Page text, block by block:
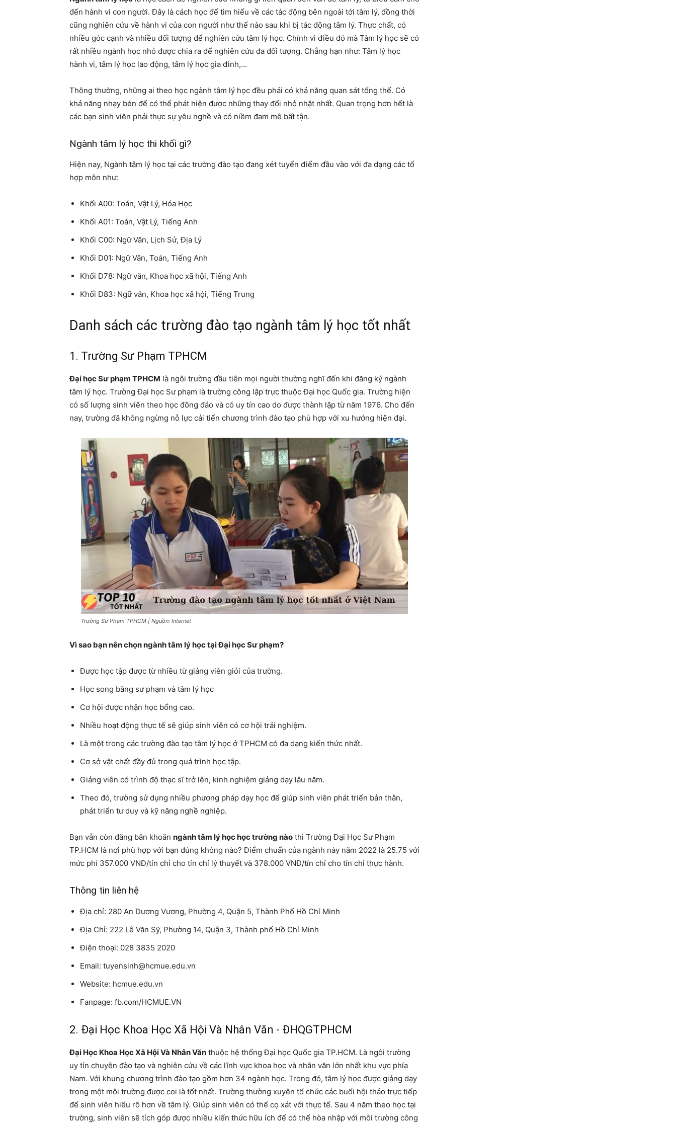
đến hành vi con người. Đây là cách học để tìm hiểu về các tác động bên ngoài tới tâm lý, đồng thời
cũng nghiên cứu về hành vi của con người như thế nào sau khi bị tác động tâm lý. Thực chất, có
nhiều góc cạnh và nhiều đối tượng để nghiên cứu tâm lý học. Chính vì điều đó mà Tâm lý học sẽ có
rất nhiều ngành học nhỏ được chia ra để nghiên cứu đa đối tượng. Chẳng hạn như: Tâm lý học
hành vi, tâm lý học lao động, tâm lý học gia đình,…
Thông thường, những ai theo học ngành tâm lý học đều phải có khả năng quan sát tổng thể. Có
khả năng nhạy bén để có thể phát hiện được những thay đổi nhỏ nhặt nhất. Quan trọng hơn hết là
các bạn sinh viên phải thực sự yêu nghề và có niềm đam mê bất tận.
Ngành tâm lý học thi khối gì?
Hiện nay, Ngành tâm lý học tại các trường đào tạo đang xét tuyển điểm đầu vào với đa dạng các tổ
hợp môn như:
Khối A00: Toán, Vật Lý, Hóa Học
Khối A01: Toán, Vật Lý, Tiếng Anh
Khối C00: Ngữ Văn, Lịch Sử, Địa Lý
Khối D01: Ngữ Văn, Toán, Tiếng Anh
Khối D78: Ngữ văn, Khoa học xã hội, Tiếng Anh
Khối D83: Ngữ văn, Khoa học xã hội, Tiếng Trung
Danh sách các trường đào tạo ngành tâm lý học tốt nhất
1. Trường Sư Phạm TPHCM
Đại học Sư phạm TPHCM là ngôi trường đầu tiên mọi người thường nghĩ đến khi đăng ký ngành
tâm lý học. Trường Đại học Sư phạm là trường công lập trực thuộc Đại học Quốc gia. Trường hiện
có số lượng sinh viên theo học đông đảo và có uy tín cao do được thành lập từ năm 1976. Cho đến
nay, trường đã không ngừng nỗ lực cải tiến chương trình đào tạo phù hợp với xu hướng hiện đại.
Trường Sư Phạm TPHCM | Nguồn: Internet
Vì sao bạn nên chọn ngành tâm lý học tại Đại học Sư phạm?
Được học tập được từ nhiều từ giảng viên giỏi của trường.
Học song bằng sư phạm và tâm lý học
Cơ hội được nhận học bổng cao.
Nhiều hoạt động thực tế sẽ giúp sinh viên có cơ hội trải nghiệm.
Là một trong các trường đào tạo tâm lý học ở TPHCM có đa dạng kiến thức nhất.
Cơ sở vật chất đầy đủ trong quá trình học tập.
Giảng viên có trình độ thạc sĩ trở lên, kinh nghiệm giảng dạy lâu năm.
Theo đó, trường sử dụng nhiều phương pháp dạy học để giúp sinh viên phát triển bản thân,
phát triển tư duy và kỹ năng nghề nghiệp.
Bạn vẫn còn đăng băn khoăn ngành tâm lý học học trường nào thì Trường Đại Học Sư Phạm
TP.HCM là nơi phù hợp với bạn đúng không nào? Điểm chuẩn của ngành này năm 2022 là 25.75 với
mức phí 357.000 VNĐ/tín chỉ cho tín chỉ lý thuyết và 378.000 VNĐ/tín chỉ cho tín chỉ thực hành.
Thông tin liên hệ
Địa chỉ: 280 An Dương Vương, Phường 4, Quận 5, Thành Phố Hồ Chí Minh
Địa Chỉ: 222 Lê Văn Sỹ, Phường 14, Quận 3, Thành phố Hồ Chí Minh
Điện thoại: 028 3835 2020
Email: tuyensinh@hcmue.edu.vn
Website: hcmue.edu.vn
Fanpage: fb.com/HCMUE.VN
2. Đại Học Khoa Học Xã Hội Và Nhân Văn - ĐHQGTPHCM
Đại Học Khoa Học Xã Hội Và Nhân Văn thuộc hệ thống Đại học Quốc gia TP.HCM. Là ngôi trường
uy tín chuyên đào tạo và nghiên cứu về các lĩnh vực khoa học và nhân văn lớn nhất khu vực phía
Nam. Với khung chương trình đào tạo gồm hơn 34 ngành học. Trong đó, tâm lý học được giảng dạy
trong một môi trường được coi là tốt nhất. Trường thường xuyên tổ chức các buổi hội thảo trực tiếp
để sinh viên hiểu rõ hơn về tâm lý. Giúp sinh viên có thể cọ xát với thực tế. Sau 4 năm theo học tại
trường, sinh viên sẽ tích góp được nhiều kiến thức hữu ích để có thể hòa nhập với môi trường công